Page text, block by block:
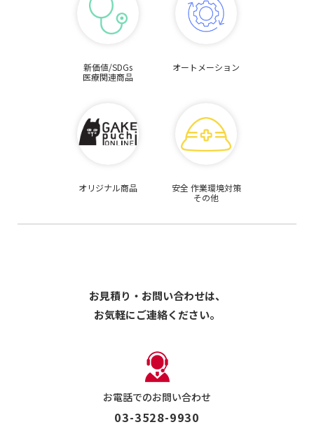
新価値/SDGs
医療関連商品
オートメーション
オリジナル商品
安全 作業環境対策
その他
お見積り・お問い合わせは、
お気軽にご連絡ください。
お電話でのお問い合わせ
03-3528-9930